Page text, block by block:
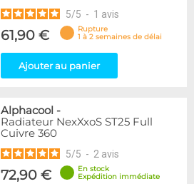
5/5 - 1 avis
61,90 €
Rupture
1 à 2 semaines de délai
Ajouter au panier
Alphacool -
Radiateur NexXxoS ST25 Full
Cuivre 360
5/5 - 2 avis
72,90 €
En stock
Expédition immédiate